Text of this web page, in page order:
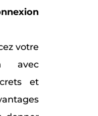
votre
avec
et